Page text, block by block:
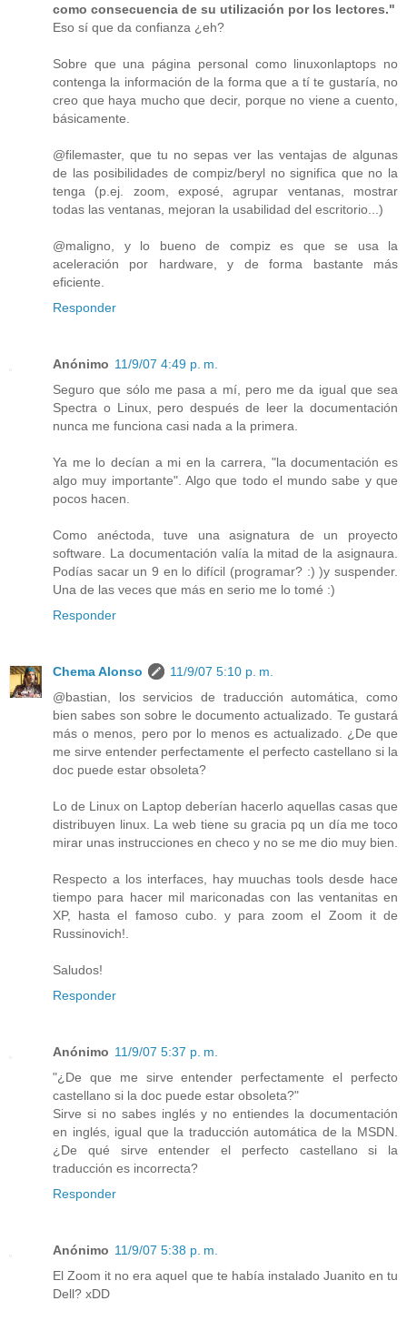
como consecuencia de su utilización por los lectores."
Eso sí que da confianza ¿eh?
Sobre que una página personal como linuxonlaptops no
contenga la información de la forma que a tí te gustaría, no
creo que haya mucho que decir, porque no viene a cuento,
básicamente.
@filemaster, que tu no sepas ver las ventajas de algunas
de las posibilidades de compiz/beryl no significa que no la
tenga (p.ej. zoom, exposé, agrupar ventanas, mostrar
todas las ventanas, mejoran la usabilidad del escritorio...)
@maligno, y lo bueno de compiz es que se usa la
aceleración por hardware, y de forma bastante más
eficiente.
Responder
Anónimo 11/9/07 4:49 p. m.
Seguro que sólo me pasa a mí, pero me da igual que sea
Spectra o Linux, pero después de leer la documentación
nunca me funciona casi nada a la primera.
Ya me lo decían a mi en la carrera, "la documentación es
algo muy importante". Algo que todo el mundo sabe y que
pocos hacen.
Como anéctoda, tuve una asignatura de un proyecto
software. La documentación valía la mitad de la asignaura.
Podías sacar un 9 en lo difícil (programar? :) )y suspender.
Una de las veces que más en serio me lo tomé :)
Responder
Chema Alonso
11/9/07 5:10 p. m.
@bastian, los servicios de traducción automática, como
bien sabes son sobre le documento actualizado. Te gustará
más o menos, pero por lo menos es actualizado. ¿De que
me sirve entender perfectamente el perfecto castellano si la
doc puede estar obsoleta?
Lo de Linux on Laptop deberían hacerlo aquellas casas que
distribuyen linux. La web tiene su gracia pq un día me toco
mirar unas instrucciones en checo y no se me dio muy bien.
Respecto a los interfaces, hay muuchas tools desde hace
tiempo para hacer mil mariconadas con las ventanitas en
XP, hasta el famoso cubo. y para zoom el Zoom it de
Russinovich!.
Saludos!
Responder
Anónimo 11/9/07 5:37 p. m.
"¿De que me sirve entender perfectamente el perfecto
castellano si la doc puede estar obsoleta?"
Sirve si no sabes inglés y no entiendes la documentación
en inglés, igual que la traducción automática de la MSDN.
¿De qué sirve entender el perfecto castellano si la
traducción es incorrecta?
Responder
Anónimo 11/9/07 5:38 p. m.
El Zoom it no era aquel que te había instalado Juanito en tu
Dell? xDD